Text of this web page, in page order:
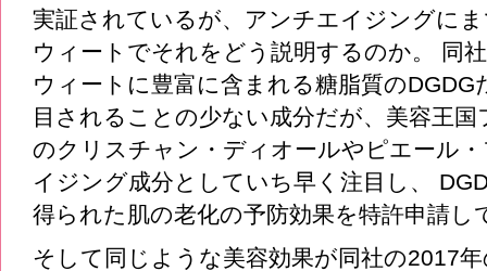
実証されているが、アンチエイジングに
ウィートでそれをどう説明するのか。 同
ウィートに豊富に含まれる糖脂質のDGDG
目されることの少ない成分だが、美容王
のクリスチャン・ディオールやピエール
イジング成分としていち早く注目し、
得られた肌の老化の予防効果を特許申請し
そして同じような美容効果が同社の2017